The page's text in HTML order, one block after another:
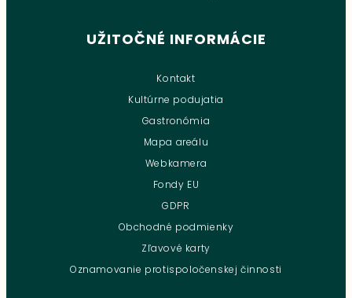
UŽITOČNÉ INFORMÁCIE
Kontakt
Kultúrne podujatia
Gastronómia
Mapa areálu
Webkamera
Fondy EU
GDPR
Obchodné podmienky
Zľavové karty
Oznamovanie protispoločenskej činnosti